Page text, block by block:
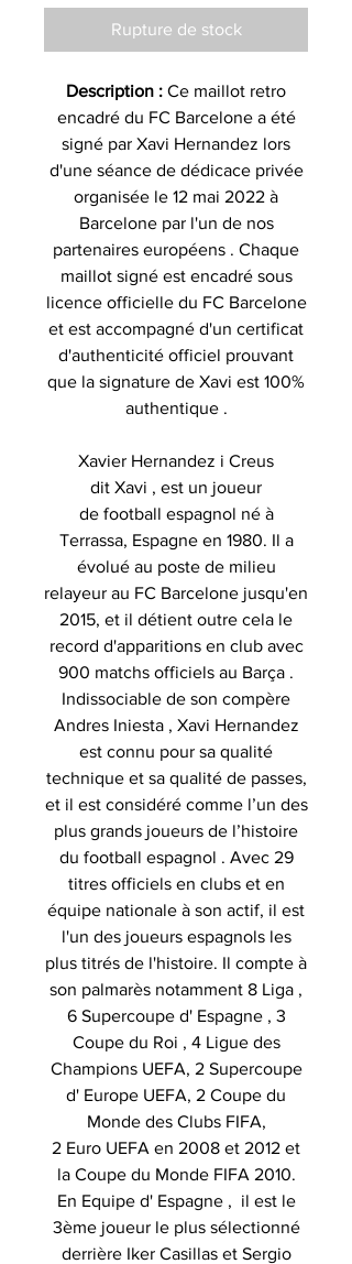
Rupture de stock
Description : Ce maillot retro
encadré du FC Barcelone a été
signé par Xavi Hernandez lors
d'une séance de dédicace privée
organisée le 12 mai 2022 à
Barcelone par l'un de nos
partenaires européens . Chaque
maillot signé est encadré sous
licence officielle du FC Barcelone
et est accompagné d'un certificat
d'authenticité officiel prouvant
que la signature de Xavi est 100%
authentique .
Xavier Hernandez i Creus
dit Xavi , est un joueur
de football espagnol né à
Terrassa, Espagne en 1980. Il a
évolué au poste de milieu
relayeur au FC Barcelone jusqu'en
2015, et il détient outre cela le
record d'apparitions en club avec
900 matchs officiels au Barça .
Indissociable de son compère
Andres Iniesta , Xavi Hernandez
est connu pour sa qualité
technique et sa qualité de passes,
et il est considéré comme l’un des
plus grands joueurs de l’histoire
du football espagnol . Avec 29
titres officiels en clubs et en
équipe nationale à son actif, il est
l'un des joueurs espagnols les
plus titrés de l'histoire. Il compte à
son palmarès notamment 8 Liga ,
6 Supercoupe d' Espagne , 3
Coupe du Roi , 4 Ligue des
Champions UEFA, 2 Supercoupe
d' Europe UEFA, 2 Coupe du
Monde des Clubs FIFA,
2 Euro UEFA en 2008 et 2012 et
la Coupe du Monde FIFA 2010.
En Equipe d' Espagne , il est le
3ème joueur le plus sélectionné
derrière Iker Casillas et Sergio